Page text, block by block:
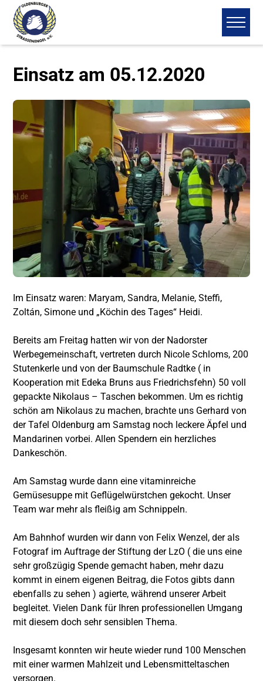
Einsatz am 05.12.2020
Im Einsatz waren: Maryam, Sandra, Melanie, Steffi,
Zoltán, Simone und „Köchin des Tages“ Heidi.
Bereits am Freitag hatten wir von der Nadorster
Werbegemeinschaft, vertreten durch Nicole Schloms, 200
Stutenkerle und von der Baumschule Radtke ( in
Kooperation mit Edeka Bruns aus Friedrichsfehn) 50 voll
gepackte Nikolaus – Taschen bekommen. Um es richtig
schön am Nikolaus zu machen, brachte uns Gerhard von
der Tafel Oldenburg am Samstag noch leckere Äpfel und
Mandarinen vorbei. Allen Spendern ein herzliches
Dankeschön.
Am Samstag wurde dann eine vitaminreiche
Gemüsesuppe mit Geflügelwürstchen gekocht. Unser
Team war mehr als fleißig am Schnippeln.
Am Bahnhof wurden wir dann von Felix Wenzel, der als
Fotograf im Auftrage der Stiftung der LzO ( die uns eine
sehr großzügig Spende gemacht haben, mehr dazu
kommt in einem eigenen Beitrag, die Fotos gibts dann
ebenfalls zu sehen ) agierte, während unserer Arbeit
begleitet. Vielen Dank für Ihren professionellen Umgang
mit diesem doch sehr sensiblen Thema.
Insgesamt konnten wir heute wieder rund 100 Menschen
mit einer warmen Mahlzeit und Lebensmitteltaschen
versorgen.